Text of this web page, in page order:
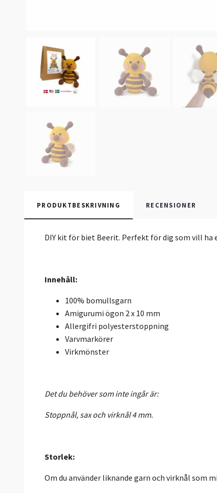
PRODUKTBESKRIVNING RECENSIONER
DIY kit för biet Beerit. Perfekt för dig som vill
Innehåll:
100% bomullsgarn
Amigurumi ögon 2 x 10 mm
Allergifri polyesterstoppning
Varvmarkörer
Virkmönster
Det du behöver som inte ingår är:
Stoppnål, sax och virknål 4 mm.
Storlek:
Om du använder liknande garn och virknål som